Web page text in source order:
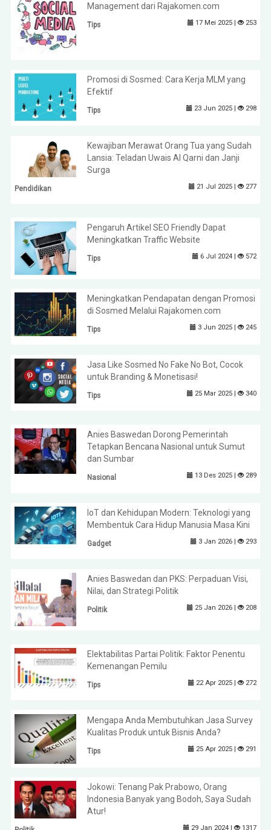
Management dari Rajakomen.com
Tips 17 Mei 2025 | 253
Promosi di Sosmed: Cara Kerja MLM yang
Efektif
Tips 23 Jun 2025 | 298
Kewajiban Merawat Orang Tua yang Sudah
Lansia: Teladan Uwais Al Qarni dan Janji
Surga
Pendidikan 21 Jul 2025 | 277
Pengaruh Artikel SEO Friendly Dapat
Meningkatkan Traffic Website
Tips 6 Jul 2024 | 572
Meningkatkan Pendapatan dengan Promosi
di Sosmed Melalui Rajakomen.com
Tips 3 Jun 2025 | 245
Jasa Like Sosmed No Fake No Bot, Cocok
untuk Branding & Monetisasi!
Tips 25 Mar 2025 | 340
Anies Baswedan Dorong Pemerintah
Tetapkan Bencana Nasional untuk Sumut
dan Sumbar
Nasional 13 Des 2025 | 289
IoT dan Kehidupan Modern: Teknologi yang
Membentuk Cara Hidup Manusia Masa Kini
Gadget 3 Jan 2026 | 293
Anies Baswedan dan PKS: Perpaduan Visi,
Nilai, dan Strategi Politik
Politik 25 Jan 2026 | 208
Elektabilitas Partai Politik: Faktor Penentu
Kemenangan Pemilu
Tips 22 Apr 2025 | 272
Mengapa Anda Membutuhkan Jasa Survey
Kualitas Produk untuk Bisnis Anda?
Tips 25 Apr 2025 | 291
Jokowi: Tenang Pak Prabowo, Orang
Indonesia Banyak yang Bodoh, Saya Sudah
Atur!
29 Jan 2024 | 1317